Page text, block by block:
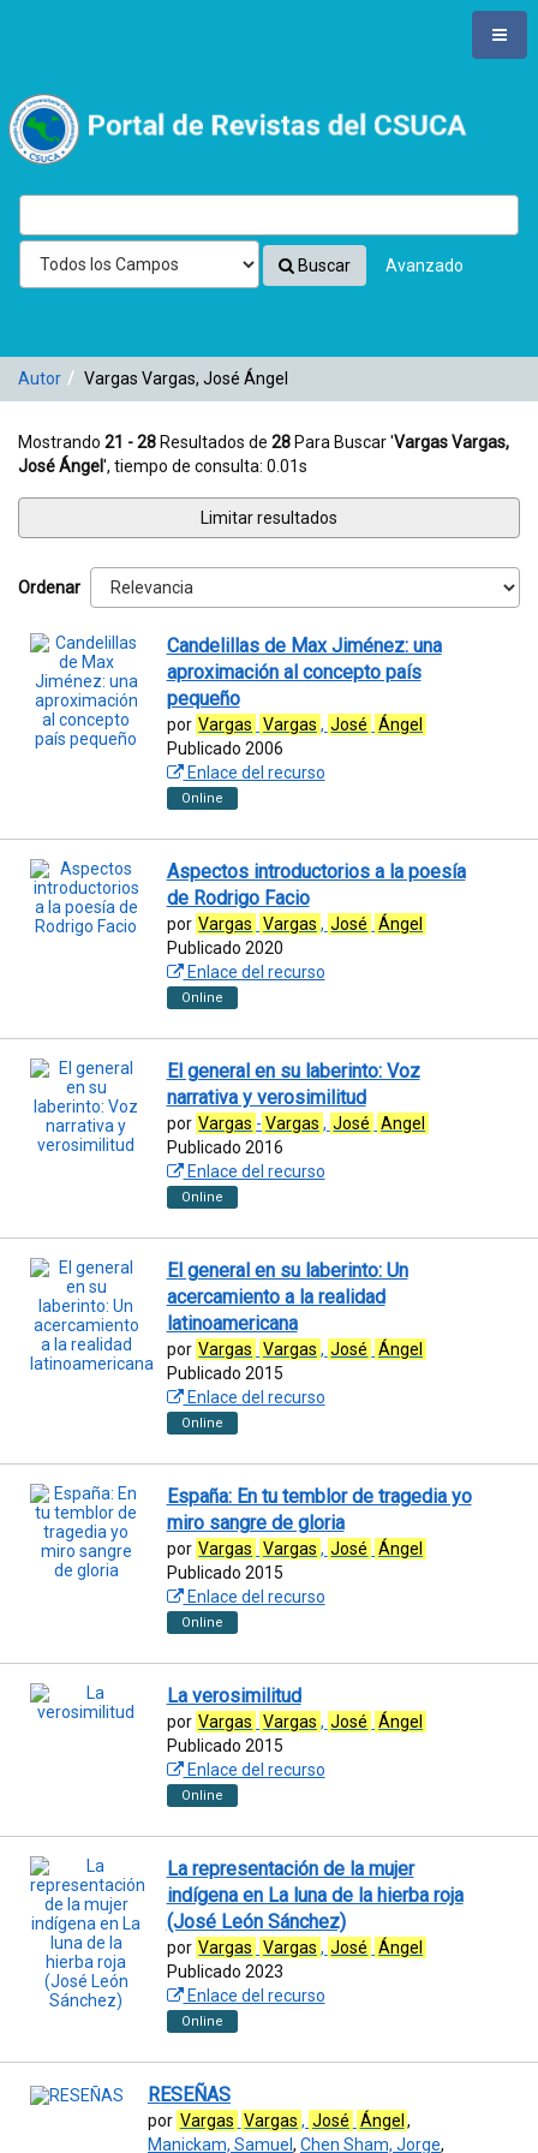
Vargas Vargas, José
VuFind
Buscar Avanzado
Autor Vargas Vargas, José Ángel
Mostrando 21 - 28 Resultados de 28 Para Buscar 'Vargas Vargas,
José Ángel', tiempo de consulta: 0.01s
Limitar resultados
Ordenar
Candelillas de Max Jiménez: una
aproximación al concepto país
pequeño
por Vargas Vargas , José
Ángel
Publicado 2006
Enlace del recurso
Online
Aspectos introductorios a la poesía
de Rodrigo Facio
por Vargas Vargas , José
Ángel
Publicado 2020
Enlace del recurso
Online
El general en su laberinto: Voz
narrativa y verosimilitud
por Vargas - Vargas , José
Angel
Publicado 2016
Enlace del recurso
Online
El general en su laberinto: Un
acercamiento a la realidad
latinoamericana
por Vargas Vargas , José
Ángel
Publicado 2015
Enlace del recurso
Online
España: En tu temblor de tragedia yo
miro sangre de gloria
por Vargas Vargas , José
Ángel
Publicado 2015
Enlace del recurso
Online
La verosimilitud
por Vargas Vargas , José
Ángel
Publicado 2015
Enlace del recurso
Online
La representación de la mujer
indígena en La luna de la hierba roja
(José León Sánchez)
por Vargas Vargas , José
Ángel
Publicado 2023
Enlace del recurso
Online
RESEÑAS
por Vargas Vargas , José Ángel ,
Manickam, Samuel , Chen Sham, Jorge,